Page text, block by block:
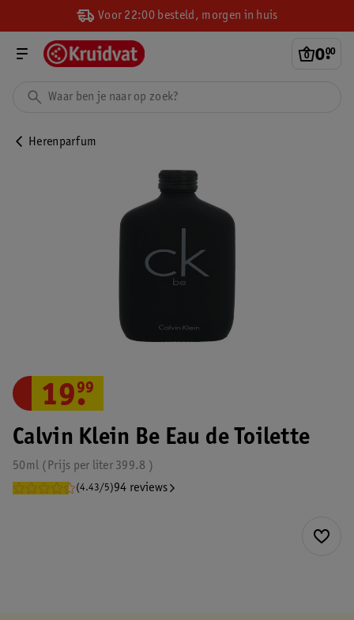
Voor 22:00 besteld, morgen in huis
0.
00
Herenparfum
Calvin Klein Be Eau de Toilette
50ml 399.8
Prijs per liter
(4.43/5)94 reviews
19.
99